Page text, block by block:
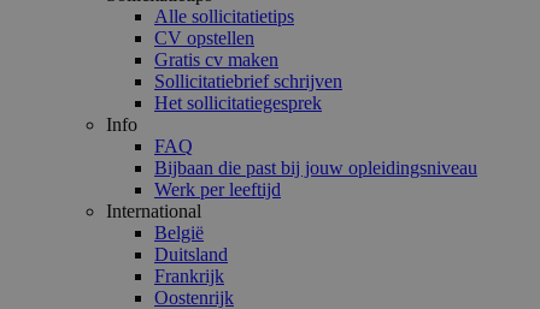
Alle sollicitatietips
CV opstellen
Gratis cv maken
Sollicitatiebrief schrijven
Het sollicitatiegesprek
Info
FAQ
Bijbaan die past bij jouw opleidingsniveau
Werk per leeftijd
International
België
Duitsland
Frankrijk
Oostenrijk